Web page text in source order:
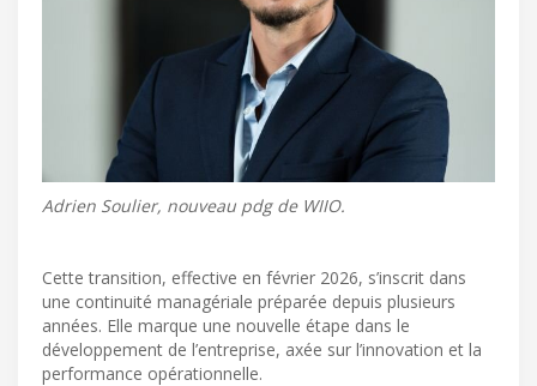
Adrien Soulier, nouveau pdg de WIIO.
Cette transition, effective en février 2026, s’inscrit dans
une continuité managériale préparée depuis plusieurs
années. Elle marque une nouvelle étape dans le
développement de l’entreprise, axée sur l’innovation et la
performance opérationnelle.